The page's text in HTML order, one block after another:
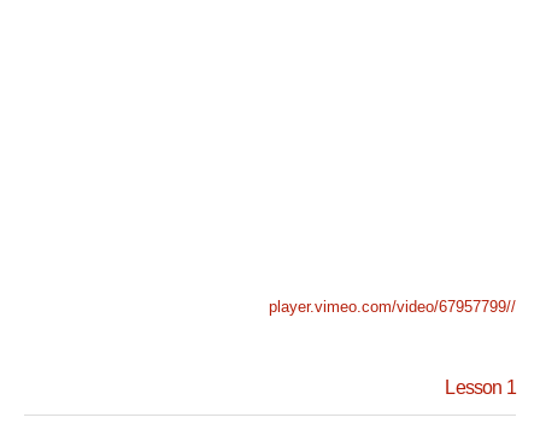
//player.vimeo.com/video/67957799
Lesson 1